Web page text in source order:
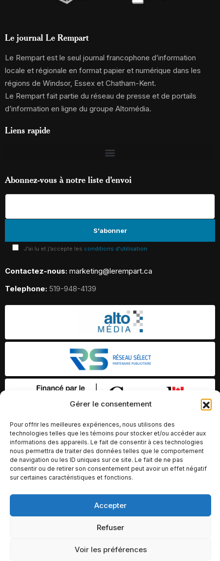
Gérer le consentement
Pour offrir les meilleures expériences, nous utilisons des
technologies telles que les témoins pour stocker et/ou accéder aux
informations des appareils. Le fait de consentir à ces technologies
nous permettra de traiter des données telles que le comportement
de navigation ou les ID uniques sur ce site. Le fait de ne pas
consentir ou de retirer son consentement peut avoir un effet négatif
sur certaines caractéristiques et fonctions.
Accepter
Refuser
Voir les préférences
Le journal Le Rempart
Le Rempart est le seul journal francophone d’information
locale et régionale en format papier et numérique dans les
régions de Windsor, Essex et Chatham-Kent.
Le Rempart fait partie du réseau de presse et de portails
d’information en ligne du groupe Altomédia.
Liens rapide
Abonnez-vous à notre liste d’envoi
J'ai lu et j'accepte les conditions d'utilisation
Contactez-nous: marketing@lerempart.ca
Telephone: 519-948-4139
© Copyright 2026 – Altomédia Inc |
Ce site internet a été conçu et développé par Chameleon Ideas